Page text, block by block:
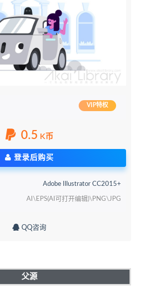
VIP特权
0.5 K币
登录后购买
Adobe Illustrator CC2015+
AI\EPS(AI可打开编辑)\PNG\JPG
QQ咨询
父源